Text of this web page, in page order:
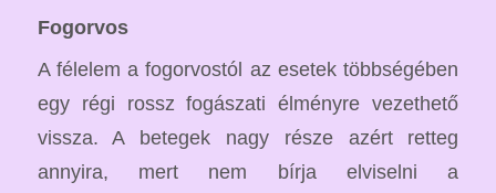
Fogorvos
A félelem a fogorvostól az esetek többségében
egy régi rossz fogászati élményre vezethető
vissza. A betegek nagy része azért retteg
annyira, mert nem bírja elviselni a